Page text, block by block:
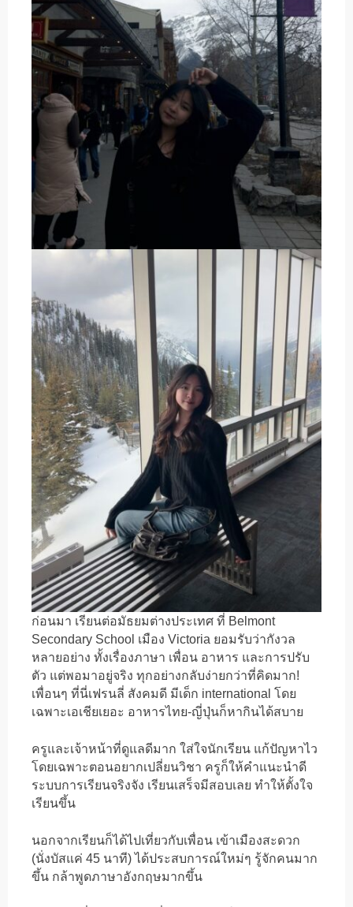
ก่อนมา เรียนต่อมัธยมต่างประเทศ ที่ Belmont
Secondary School เมือง Victoria ยอมรับว่ากังวล
หลายอย่าง ทั้งเรื่องภาษา เพื่อน อาหาร และการปรับ
ตัว แต่พอมาอยู่จริง ทุกอย่างกลับง่ายกว่าที่คิดมาก!
เพื่อนๆ ที่นี่เฟรนลี่ สังคมดี มีเด็ก international โดย
เฉพาะเอเชียเยอะ อาหารไทย-ญี่ปุ่นก็หากินได้สบาย
ครูและเจ้าหน้าที่ดูแลดีมาก ใส่ใจนักเรียน แก้ปัญหาไว
โดยเฉพาะตอนอยากเปลี่ยนวิชา ครูก็ให้คำแนะนำดี
ระบบการเรียนจริงจัง เรียนเสร็จมีสอบเลย ทำให้ตั้งใจ
เรียนขึ้น
นอกจากเรียนก็ได้ไปเที่ยวกับเพื่อน เข้าเมืองสะดวก
(นั่งบัสแค่ 45 นาที) ได้ประสบการณ์ใหม่ๆ รู้จักคนมาก
ขึ้น กล้าพูดภาษาอังกฤษมากขึ้น